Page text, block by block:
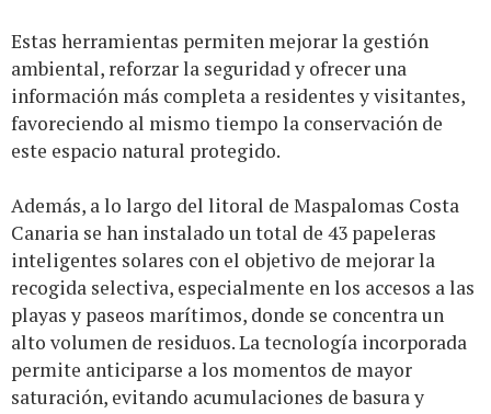
Estas herramientas permiten mejorar la gestión
ambiental, reforzar la seguridad y ofrecer una
información más completa a residentes y visitantes,
favoreciendo al mismo tiempo la conservación de
este espacio natural protegido.
Además, a lo largo del litoral de Maspalomas Costa
Canaria se han instalado un total de 43 papeleras
inteligentes solares con el objetivo de mejorar la
recogida selectiva, especialmente en los accesos a las
playas y paseos marítimos, donde se concentra un
alto volumen de residuos. La tecnología incorporada
permite anticiparse a los momentos de mayor
saturación, evitando acumulaciones de basura y